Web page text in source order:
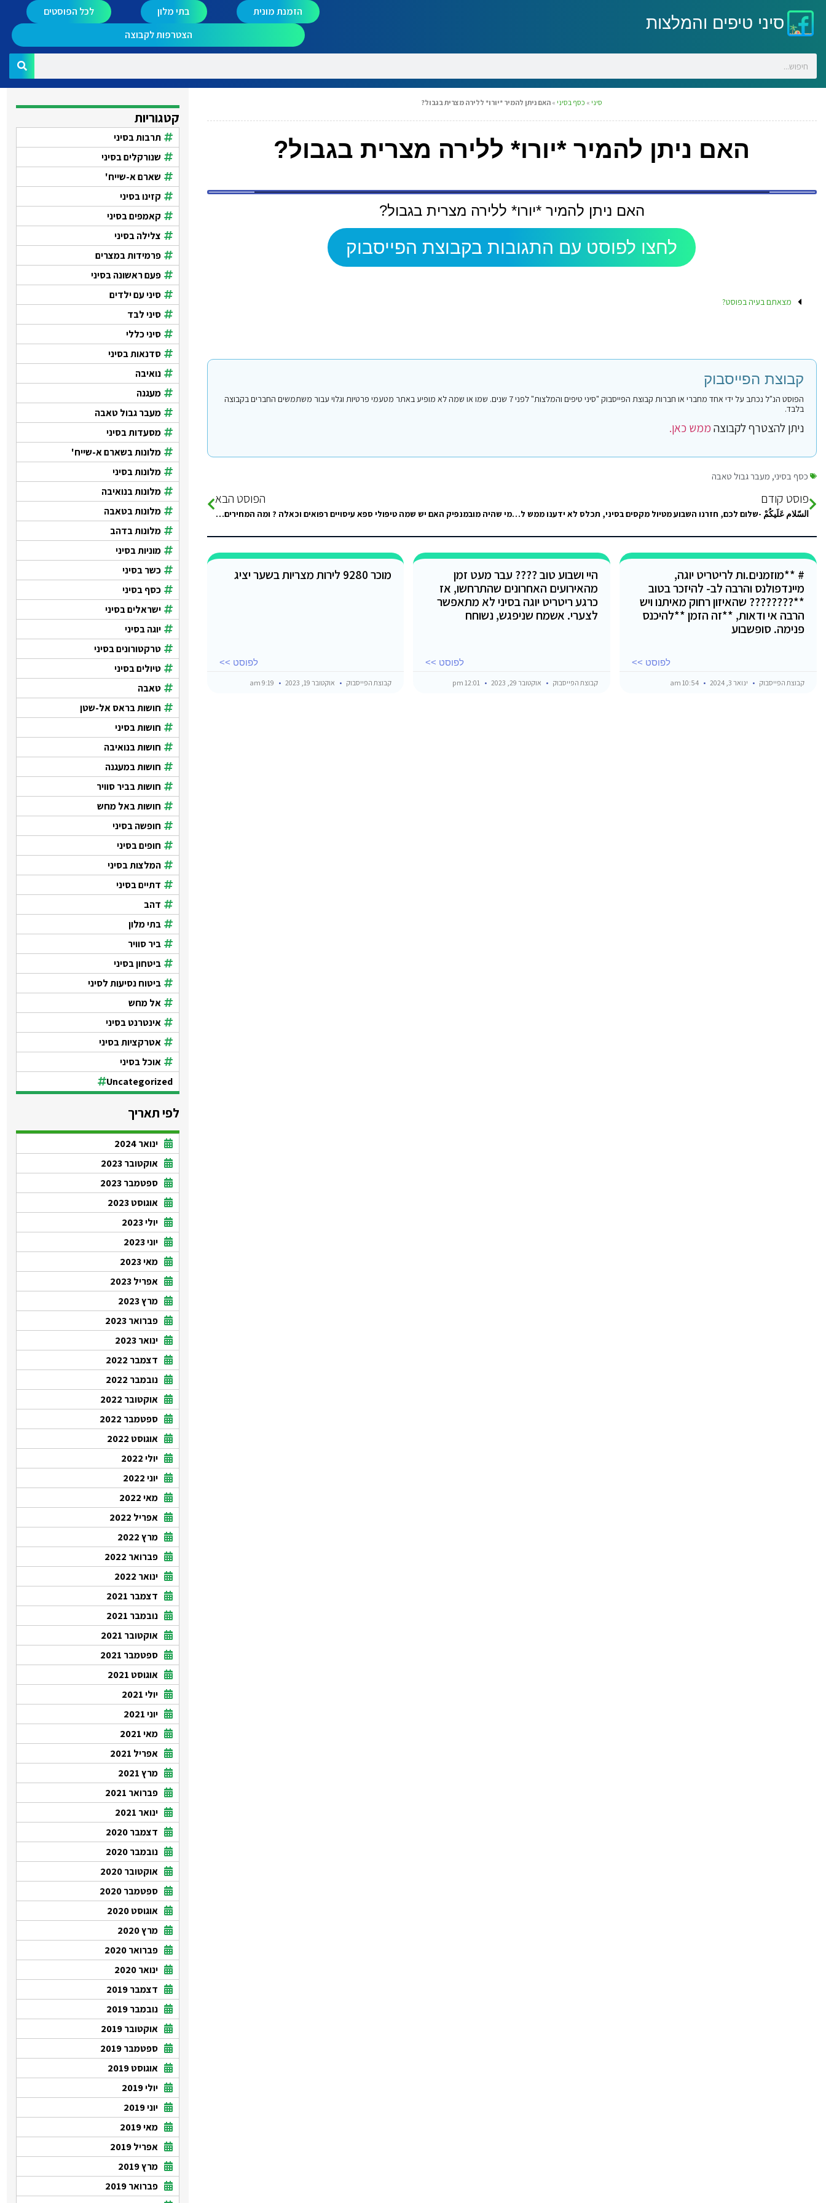
סיני טיפים והמלצות
הזמנת מונית בתי מלון
לכל הפוסטים
הצטרפות לקבוצה
סיני » כסף בסיני » האם ניתן להמיר *יורו* ללירה מצרית בגבול?
האם ניתן להמיר *יורו* ללירה מצרית בגבול?
האם ניתן להמיר *יורו* ללירה מצרית בגבול?
לחצו לפוסט עם התגובות בקבוצת הפייסבוק
מצאתם בעיה בפוסט?
קבוצת הפייסבוק
הפוסט הנ"ל נכתב על ידי אחד מחברי או חברות קבוצת הפייסבוק "סיני טיפים והמלצות" לפני 7 שנים. שמו או שמה לא מופיע באתר מטעמי פרטיות וגלוי עבור משתמשים החברים בקבוצה
בלבד.
ניתן להצטרף לקבוצהממש כאן.
כסף בסיני, מעבר גבול טאבה
פוסט קודם
السّلام عَلَيكُمْ -שלום לכם, חזרנו השבוע מטיול מקסים בסיני, תכלס לא ידענו ממש למה לצפות כי לא ידענו הרבה על…
הפוסט הבא
מי שהיה מובמנפיק האם יש שמה טיפולי ספא עיסויים רפואים וכאלה ? ומה המחירים?תודה
# **מוזמנים.ות לריטריט יוגה,
מיינדפולנס והרבה לב- להיזכר בטוב
**???????? שהאיזון רחוק מאיתנו ויש
הרבה אי ודאות, **זה הזמן **להיכנס
פנימה. סופשבוע
לפוסט >>
קבוצת הפייסבוק ינואר 3, 2024
היי ושבוע טוב ???? עבר מעט זמן
מהאירועים האחרונים שהתרחשו, אז
כרגע ריטריט יוגה בסיני לא מתאפשר
לצערי. אשמח שניפגש, נשוחח
לפוסט >>
קבוצת הפייסבוק אוקטובר 29, 2023
מוכר 9280 לירות מצריות בשער יציג
לפוסט >>
קבוצת הפייסבוק אוקטובר 19, 2023
קטגוריות
תרבות בסיני
שנורקלים בסיני
שארם א-שייח'
קזינו בסיני
קאמפים בסיני
צלילה בסיני
פרמידות במצרים
פעם ראשונה בסיני
סיני עם ילדים
סיני לבד
סיני כללי
סדנאות בסיני
נואיבה
מעגנה
מעבר גבול טאבה
מסעדות בסיני
מלונות בשארם א-שייח'
מלונות בסיני
מלונות בנואיבה
מלונות בטאבה
מלונות בדהב
מוניות בסיני
כשר בסיני
כסף בסיני
ישראלים בסיני
יוגה בסיני
טרקטורונים בסיני
טיולים בסיני
טאבה
חושות בראס אל-שטן
חושות בסיני
חושות בנואיבה
חושות במעגנה
חושות בביר סוויר
חושות באל מחש
חופשה בסיני
חופים בסיני
המלצות בסיני
דתיים בסיני
דהב
בתי מלון
ביר סוויר
ביטחון בסיני
ביטוח נסיעות לסיני
אל מחש
אינטרנט בסיני
אטרקציות בסיני
אוכל בסיני
Uncategorized
לפי תאריך
ינואר 2024
אוקטובר 2023
ספטמבר 2023
אוגוסט 2023
יולי 2023
יוני 2023
מאי 2023
אפריל 2023
מרץ 2023
פברואר 2023
ינואר 2023
דצמבר 2022
נובמבר 2022
אוקטובר 2022
ספטמבר 2022
אוגוסט 2022
יולי 2022
יוני 2022
מאי 2022
אפריל 2022
מרץ 2022
פברואר 2022
ינואר 2022
דצמבר 2021
נובמבר 2021
אוקטובר 2021
ספטמבר 2021
אוגוסט 2021
יולי 2021
יוני 2021
מאי 2021
אפריל 2021
מרץ 2021
פברואר 2021
ינואר 2021
דצמבר 2020
נובמבר 2020
אוקטובר 2020
ספטמבר 2020
אוגוסט 2020
מרץ 2020
פברואר 2020
ינואר 2020
דצמבר 2019
נובמבר 2019
אוקטובר 2019
ספטמבר 2019
אוגוסט 2019
יולי 2019
יוני 2019
מאי 2019
אפריל 2019
מרץ 2019
פברואר 2019